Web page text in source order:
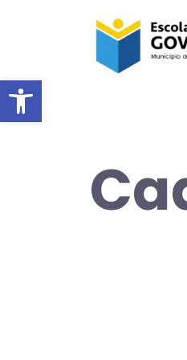
Abrir barra de ferramentas